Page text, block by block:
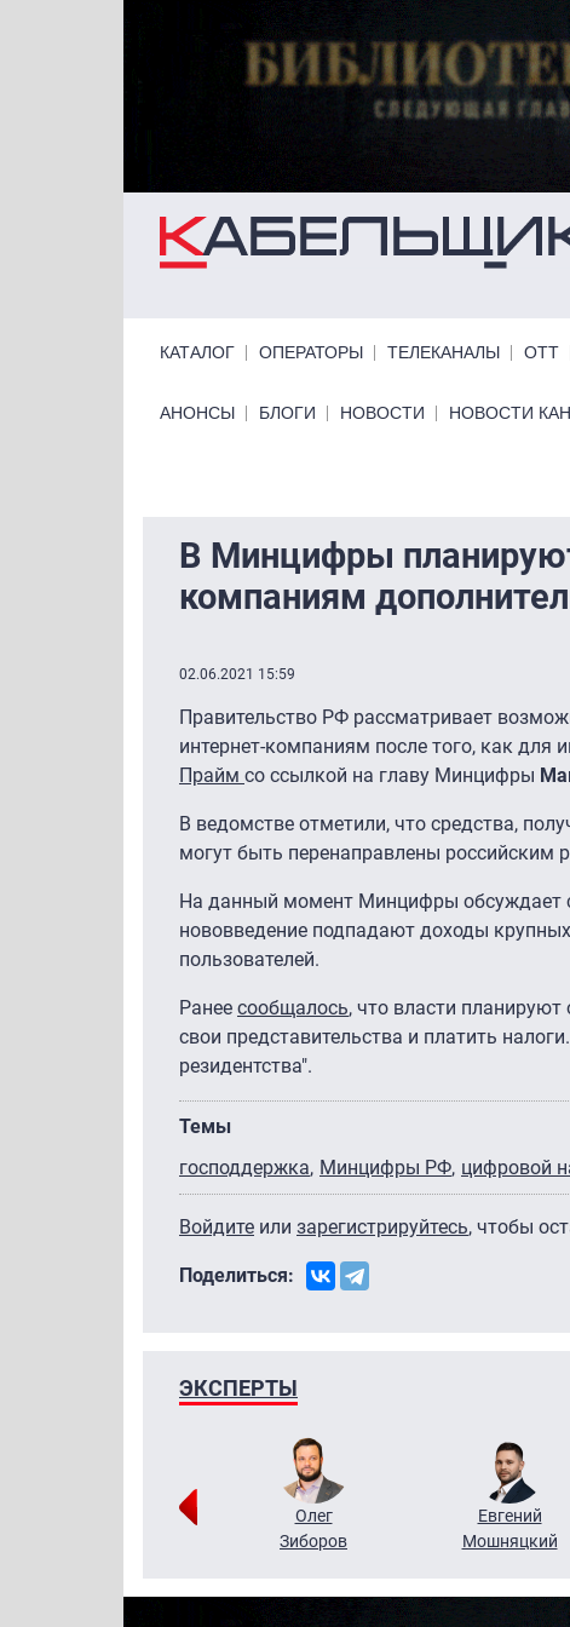
КАТАЛОГ ОПЕРАТОРЫ ТЕЛЕКАНАЛЫ ОТТ
Primary links bottom
АНОНСЫ БЛОГИ НОВОСТИ НОВОСТИ
В Минцифры
компаниям
02.06.2021 15:59
Правительство РФ рассматривает
интернет-компаниям после того, как для
Прайм со ссылкой на главу Минцифры
В ведомстве отметили, что средства,
могут быть перенаправлены российским
На данный момент Минцифры обсуждает с
нововведение подпадают доходы
пользователей.
Ранее сообщалось, что власти
свои представительства и платить
резидентства".
Темы
господдержка Минцифры РФ цифровой
Войдите или зарегистрируйтесь, чтобы
Поделиться:
ЭКСПЕРТЫ
Олег
Зиборов
Евгений
Мошняцкий